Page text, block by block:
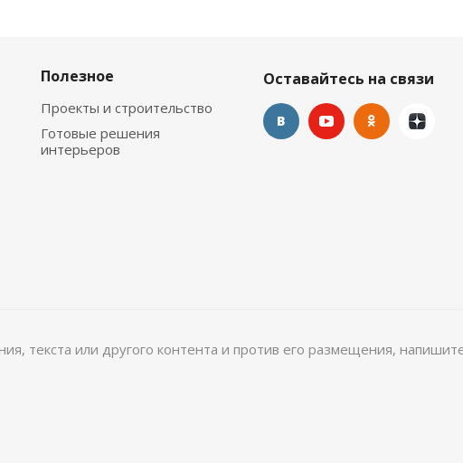
Полезное
Проекты и строительство
Готовые решения
интерьеров
Оставайтесь на связи
текста или другого контента и против его размещения,